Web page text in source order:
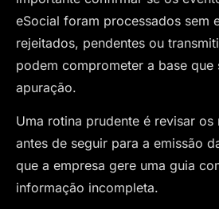
eSocial foram processados sem
rejeitados, pendentes ou
podem comprometer a base que
apuração.
Uma rotina prudente é revisar
antes de seguir para a emissão
que a empresa gere uma guia
informação incompleta.